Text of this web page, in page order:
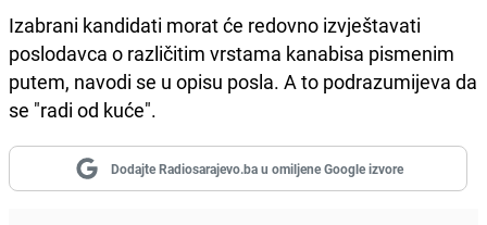
Izabrani kandidati morat će redovno izvještavati
poslodavca o različitim vrstama kanabisa pismenim
putem, navodi se u opisu posla. A to podrazumijeva da
se "radi od kuće".
Dodajte Radiosarajevo.ba u omiljene Google izvore